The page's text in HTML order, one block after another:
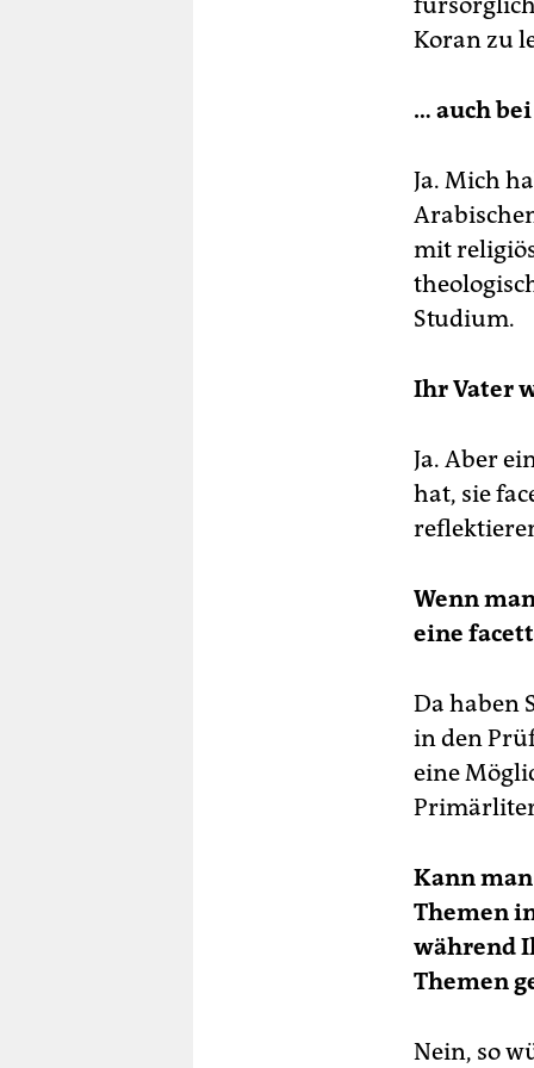
Koran zu
… auch
Ja. Mich
mit
Studium.
Ihr Vater
Ja. Aber
hat, sie
Wenn
eine
Da haben
in den
eine
Kann
Themen
während
Themen
Nein, so